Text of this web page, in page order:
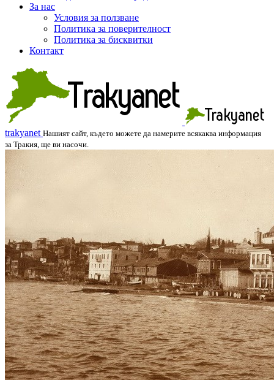
За нас
Условия за ползване
Политика за поверителност
Политика за бисквитки
Контакт
trakyanet Нашият сайт, където можете да намерите всякаква информация
за Тракия, ще ви насочи.